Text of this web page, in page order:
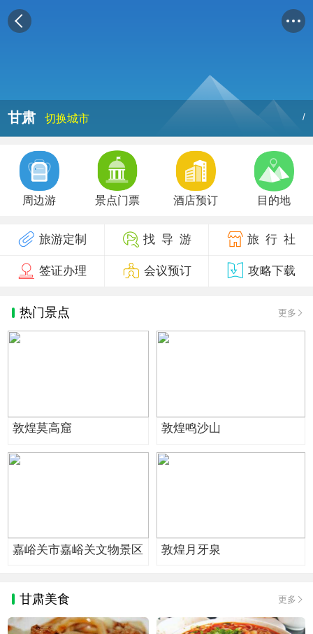
甘肃 切换城市 /
周边游 景点门票 酒店预订 目的地
旅游定制 找 导 游 旅 行 社
签证办理 会议预订 攻略下载
热门景点 更多
敦煌莫高窟 敦煌鸣沙山
嘉峪关市嘉峪关文物景区 敦煌月牙泉
甘肃美食 更多